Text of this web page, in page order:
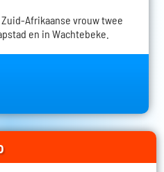
Afrikaanse vrouw twee
en in Wachtebeke.